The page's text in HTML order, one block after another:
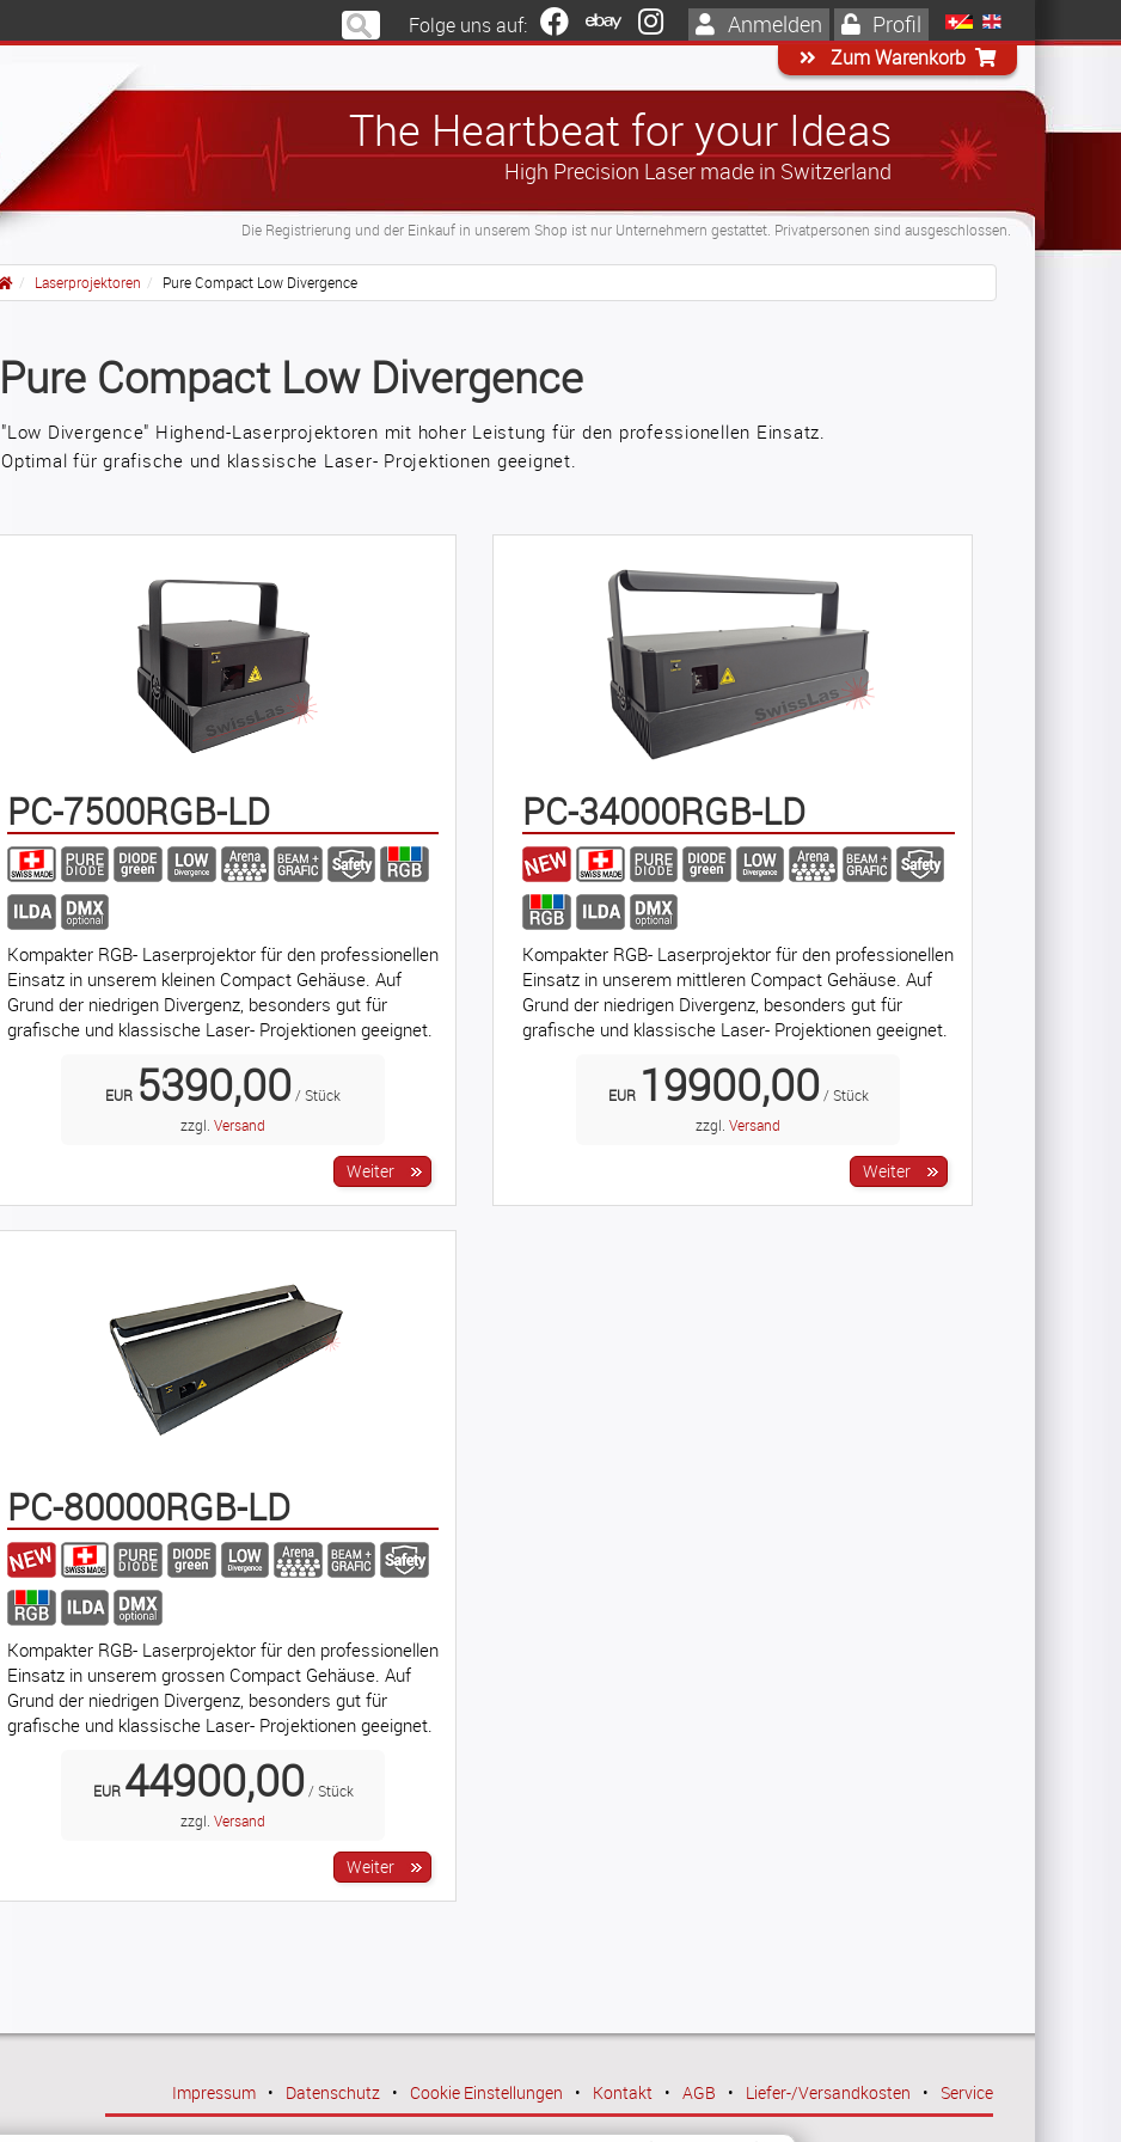
Folge uns auf: Anmelden Profil
Zum Warenkorb
The Heartbeat for your Ideas
High Precision Laser made in Switzerland
Die Registrierung und der Einkauf in unserem Shop ist nur Unternehmern gestattet. Privatpersonen sind ausgeschlossen.
Laserprojektoren Pure Compact Low Divergence
Pure Compact Low Divergence
"Low Divergence" Highend-Laserprojektoren mit hoher Leistung für den professionellen Einsatz.
Optimal für grafische und klassische Laser- Projektionen geeignet.
PC-7500RGB-LD
Kompakter RGB- Laserprojektor für den professionellen
Einsatz in unserem kleinen Compact Gehäuse. Auf
Grund der niedrigen Divergenz, besonders gut für
grafische und klassische Laser- Projektionen geeignet.
EUR 5390,00 / Stück
zzgl.Versand
PC-34000RGB-LD
Kompakter RGB- Laserprojektor für den professionellen
Einsatz in unserem mittleren Compact Gehäuse. Auf
Grund der niedrigen Divergenz, besonders gut für
grafische und klassische Laser- Projektionen geeignet.
EUR 19900,00 / Stück
zzgl.Versand
PC-80000RGB-LD
Kompakter RGB- Laserprojektor für den professionellen
Einsatz in unserem grossen Compact Gehäuse. Auf
Grund der niedrigen Divergenz, besonders gut für
grafische und klassische Laser- Projektionen geeignet.
EUR 44900,00 / Stück
zzgl.Versand
Impressum • Datenschutz • Cookie Einstellungen • Kontakt • AGB • Liefer-/Versandkosten • Service